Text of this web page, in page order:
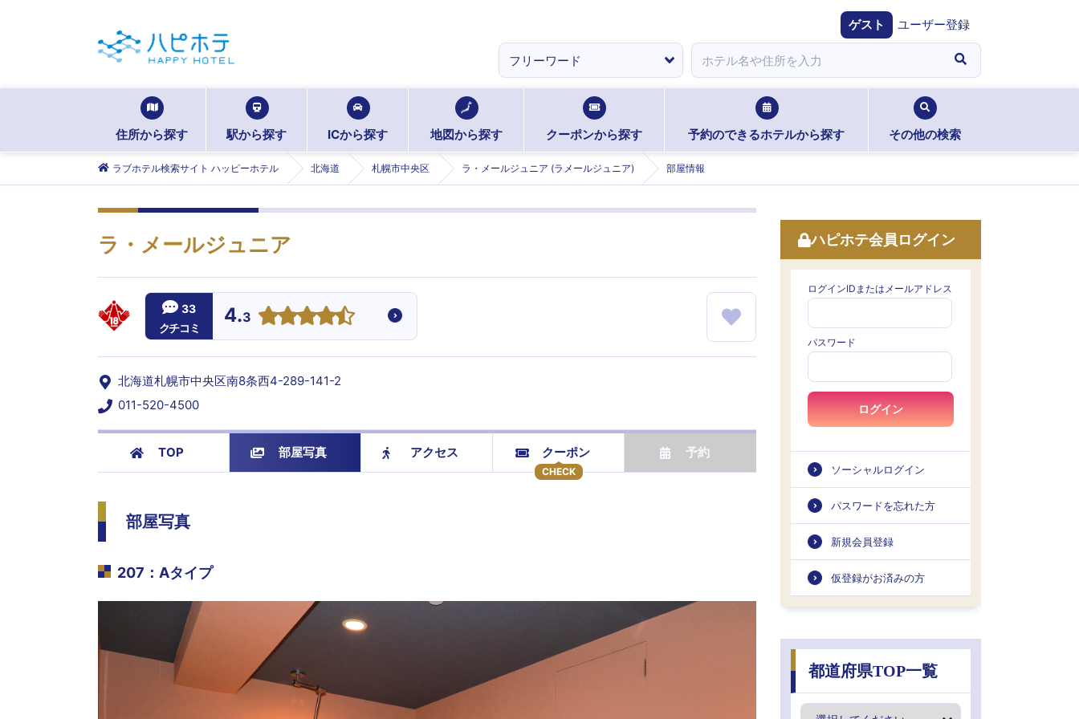
ゲスト ユーザー登録
住所から探す 駅から探す ICから探す 地図から探す クーポンから探す 予約のできるホテルから探す その他の検索
ラブホテル検索サイト ハッピーホテル 北海道 札幌市中央区 ラ・メールジュニア (ラメールジュニア) 部屋情報
ラ・メールジュニア
33
クチコミ
4.3
北海道札幌市中央区南8条西4-289-141-2
011-520-4500
TOP 部屋写真 アクセス
CHECK
クーポン 予約
部屋写真
207 ： Aタイプ
ハピホテ会員ログイン
ログインIDまたはメールアドレス
パスワード
ログイン
ソーシャルログイン
パスワードを忘れた方
新規会員登録
仮登録がお済みの方
都道府県TOP一覧